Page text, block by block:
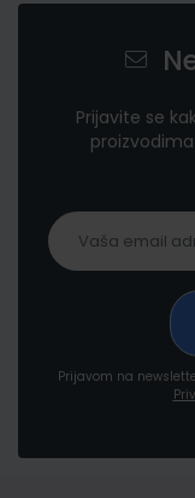
Prijavite se
Prijavom na